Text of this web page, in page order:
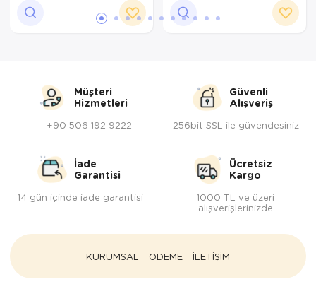
Müşteri
Hizmetleri
+90 506 192 9222
Güvenli
Alışveriş
256bit SSL ile güvendesiniz
İade
Garantisi
14 gün içinde iade garantisi
Ücretsiz
Kargo
1000 TL ve üzeri
alışverişlerinizde
KURUMSAL ÖDEME İLETİŞİM